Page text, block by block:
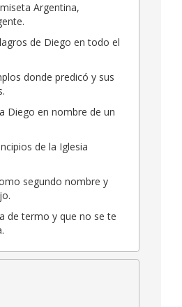
Argentina,
de Diego en todo el
donde predicó y sus
Diego en nombre de un
de la Iglesia
segundo nombre y
de termo y que no se te